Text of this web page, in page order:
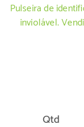
Pulseira de
inviolável.
Qtd